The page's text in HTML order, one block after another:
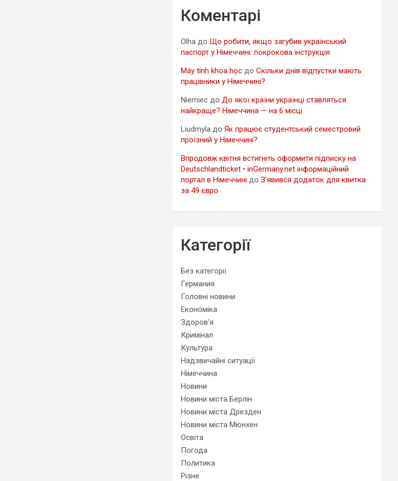
Коментарі
Olha до Що робити, якщо загубив український
паспорт у Німеччині: покрокова інструкція
Máy tính khoa học доСкільки днів відпустки мають
працівники у Німеччині?
Niemiec доДо якої країни українці ставляться
найкраще? Німеччина — на 6 місці
Liudmyla доЯк працює студентський семестровий
проїзний у Німеччині?
Впродовж квітня встигніть оформити підписку на
Deutschlandticket • inGermany.net інформаційний
портал в Німеччині доЗ’явився додаток для квитка
за 49 євро
Категорії
Без категорії
Германия
Головні новини
Економіка
Здоров'я
Кримінал
Культура
Надзвичайні ситуації
Німеччина
Новини
Новини міста Берлін
Новини міста Дрезден
Новини міста Мюнхен
Освіта
Погода
Политика
Різне